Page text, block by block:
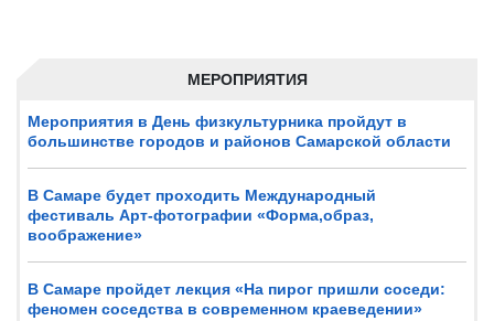
МЕРОПРИЯТИЯ
Мероприятия в День физкультурника пройдут в
большинстве городов и районов Самарской области
В Самаре будет проходить Международный
фестиваль Арт-фотографии «Форма,образ,
воображение»
В Самаре пройдет лекция «На пирог пришли соседи:
феномен соседства в современном краеведении»